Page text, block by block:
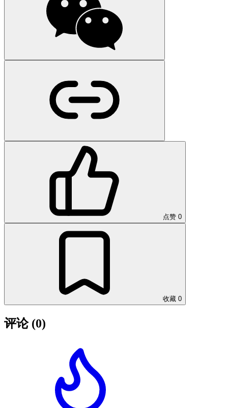
点赞 0
收藏 0
评论 (0)